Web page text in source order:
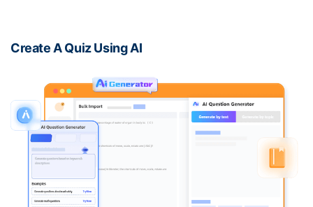
Create A Quiz Using AI